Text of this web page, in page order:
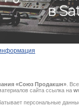
«Союз Продакшн» .
сайта ссылка на
персональные